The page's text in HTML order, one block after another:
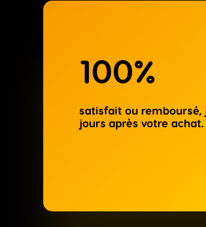
100%
satisfait ou remboursé,
jours après votre achat.